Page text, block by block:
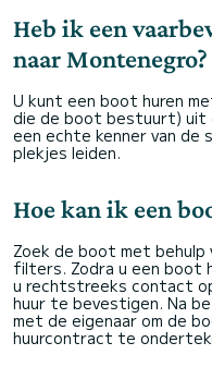
Heb ik een
naar Montenegro?
U kunt een boot huren
die de boot bestuurt) uit
een echte kenner van de
plekjes leiden.
Hoe kan ik een
Zoek de boot met behulp
filters. Zodra u een boot
u rechtstreeks contact
huur te bevestigen. Na
met de eigenaar om de
huurcontract te